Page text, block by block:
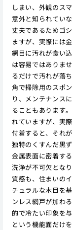
しまい、外観のス
意外と知られてい
丈夫であるためゴ
ますが、実際には
網目に汚れが食い
は容易ではありま
るだけで汚れが落
角で掃除用のスポ
り、メンテナンス
ることもあります
れていますが、実
付着すると、それ
独特のくすんだ黒
金属表面に密着す
洗浄が不可欠とな
質感も、住まいの
チュラルな木目を
ンレス網戸が加わ
的で冷たい印象を
という機能面だけ